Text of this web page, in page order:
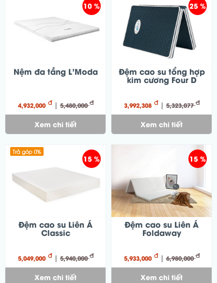
10 %
Nệm đa tầng L'Moda
4,932,000 đ | 5,480,000đ
Xem chi tiết
25 %
Đệm cao su tổng hợp
kim cương Four D
3,992,308 đ | 5,323,077đ
Xem chi tiết
Trả góp 0%
15 %
Đệm cao su Liên Á
Classic
5,049,000 đ | 5,940,000đ
Xem chi tiết
15 %
Đệm cao su Liên Á
Foldaway
5,933,000 đ | 6,980,000đ
Xem chi tiết